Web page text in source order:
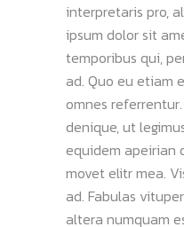
interpretaris pro,
ipsum dolor sit
temporibus qui,
ad. Quo eu etiam
omnes
denique, ut
equidem apeirian
movet elitr mea.
ad. Fabulas
altera numquam